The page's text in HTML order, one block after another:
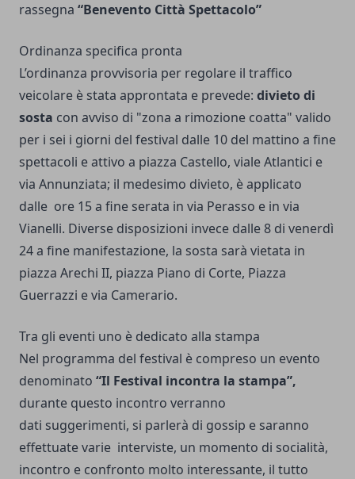
rassegna “Benevento Città Spettacolo”
Ordinanza specifica pronta
L’ordinanza provvisoria per regolare il traffico
veicolare è stata approntata e prevede: divieto di
sosta con avviso di "zona a rimozione coatta" valido
per i sei i giorni del festival dalle 10 del mattino a fine
spettacoli e attivo a piazza Castello, viale Atlantici e
via Annunziata; il medesimo divieto, è applicato
dalle ore 15 a fine serata in via Perasso e in via
Vianelli. Diverse disposizioni invece dalle 8 di venerdì
24 a fine manifestazione, la sosta sarà vietata in
piazza Arechi II, piazza Piano di Corte, Piazza
Guerrazzi e via Camerario.
Tra gli eventi uno è dedicato alla stampa
Nel programma del festival è compreso un evento
denominato “Il Festival incontra la stampa”,
durante questo incontro verranno
dati suggerimenti, si parlerà di gossip e saranno
effettuate varie interviste, un momento di socialità,
incontro e confronto molto interessante, il tutto